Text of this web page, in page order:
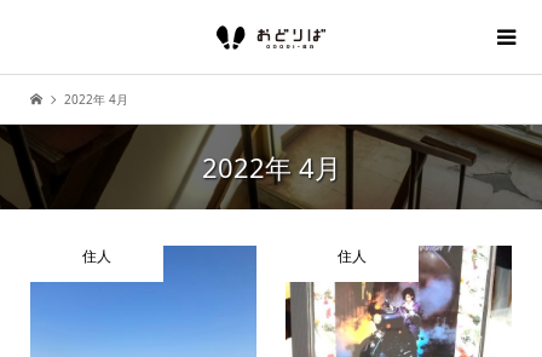
2022年 4月
2022年 4月
住人 住人